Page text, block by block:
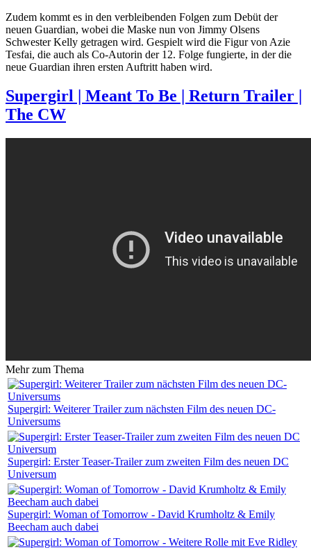
Zudem kommt es in den verbleibenden Folgen zum Debüt der
neuen Guardian, wobei die Maske nun von Jimmy Olsens
Schwester Kelly getragen wird. Gespielt wird die Figur von Azie
Tesfai, die auch als Co-Autorin der 12. Folge fungierte, in der die
neue Guardian ihren ersten Auftritt haben wird.
Supergirl | Meant To Be | Return Trailer |
The CW
Mehr zum Thema
Supergirl: Weiterer Trailer zum nächsten Film des neuen DC-
Universums
Supergirl: Erster Teaser-Trailer zum zweiten Film des neuen DC
Universum
Supergirl: Woman of Tomorrow - David Krumholtz & Emily
Beecham auch dabei